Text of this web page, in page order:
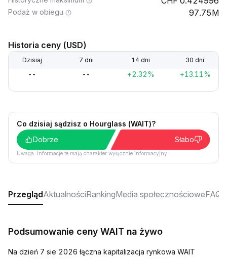
Podaż w obiegu 97.75M
Historia ceny (USD)
Dzisiaj 7 dni 14 dni 30 dni
-- -- +2.32% +13.11%
Co dzisiaj sądzisz o Hourglass (WAIT)?
Dobrze
Słabo
Uwaga: Informacje te mają charakter wyłącznie informacyjny.
PrzeglądAktualnościRankingMedia społecznościoweFAQ
Podsumowanie ceny WAIT na żywo
Na dzień 7 sie 2026 łączna kapitalizacja rynkowa WAIT